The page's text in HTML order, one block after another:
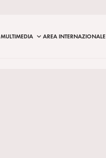
MULTIMEDIA AREA INTERNAZIONALE